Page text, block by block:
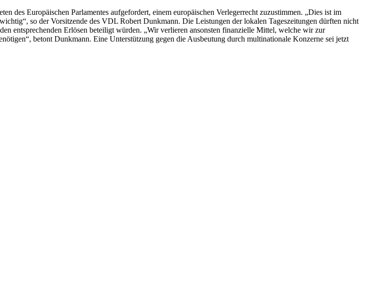
des Europäischen Parlamentes aufgefordert, einem europäischen Verlegerrecht zuzustimmen. „Dies ist im
so der Vorsitzende des VDL Robert Dunkmann. Die Leistungen der lokalen Tageszeitungen dürften nicht
entsprechenden Erlösen beteiligt würden. „Wir verlieren ansonsten finanzielle Mittel, welche wir zur
betont Dunkmann. Eine Unterstützung gegen die Ausbeutung durch multinationale Konzerne sei jetzt